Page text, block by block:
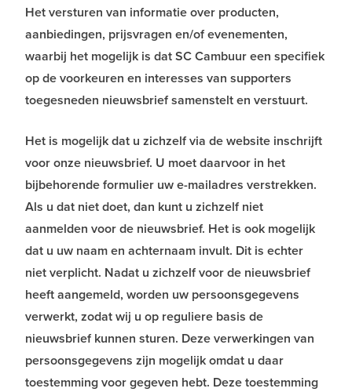
Het versturen van informatie over producten,
aanbiedingen, prijsvragen en/of evenementen,
waarbij het mogelijk is dat SC Cambuur een specifiek
op de voorkeuren en interesses van supporters
toegesneden nieuwsbrief samenstelt en verstuurt.
Het is mogelijk dat u zichzelf via de website inschrijft
voor onze nieuwsbrief. U moet daarvoor in het
bijbehorende formulier uw e-mailadres verstrekken.
Als u dat niet doet, dan kunt u zichzelf niet
aanmelden voor de nieuwsbrief. Het is ook mogelijk
dat u uw naam en achternaam invult. Dit is echter
niet verplicht. Nadat u zichzelf voor de nieuwsbrief
heeft aangemeld, worden uw persoonsgegevens
verwerkt, zodat wij u op reguliere basis de
nieuwsbrief kunnen sturen. Deze verwerkingen van
persoonsgegevens zijn mogelijk omdat u daar
toestemming voor gegeven hebt. Deze toestemming